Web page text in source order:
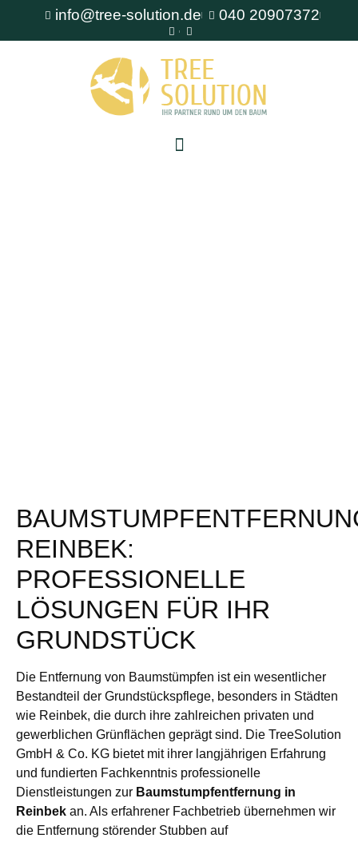
info@tree-solution.de 040 20907372
REINBEK:
PROFESSIONELLE
LÖSUNGEN FÜR IHR
GRUNDSTÜCK
Die Entfernung von Baumstümpfen ist ein wesentlicher
Bestandteil der Grundstückspflege, besonders in Städten
wie Reinbek, die durch ihre zahlreichen privaten und
gewerblichen Grünflächen geprägt sind. Die TreeSolution
GmbH & Co. KG bietet mit ihrer langjährigen Erfahrung
und fundierten Fachkenntnis professionelle
Dienstleistungen zur Baumstumpfentfernung in
Reinbek an. Als erfahrener Fachbetrieb übernehmen wir
die Entfernung störender Stubben auf